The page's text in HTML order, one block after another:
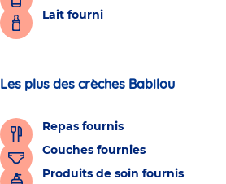
Lait fourni
Les plus des crèches Babilou
Repas fournis
Couches fournies
Produits de soin fournis